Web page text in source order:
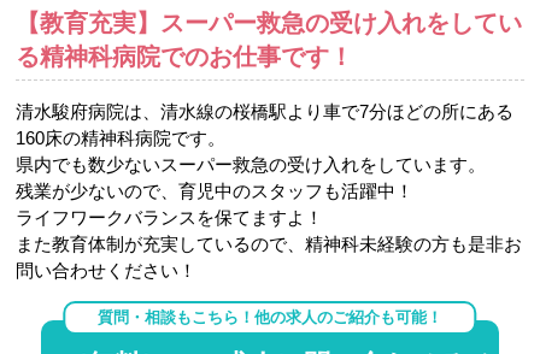
【教育充実】スーパー救急の受け入れをしてい
る精神科病院でのお仕事です！
清水駿府病院は、清水線の桜橋駅より車で7分ほどの所にある
160床の精神科病院です。
県内でも数少ないスーパー救急の受け入れをしています。
残業が少ないので、育児中のスタッフも活躍中！
ライフワークバランスを保てますよ！
また教育体制が充実しているので、精神科未経験の方も是非お
問い合わせください！
質問・相談もこちら！他の求人のご紹介も可能！